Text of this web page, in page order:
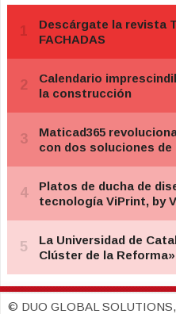
© DUO GLOBAL